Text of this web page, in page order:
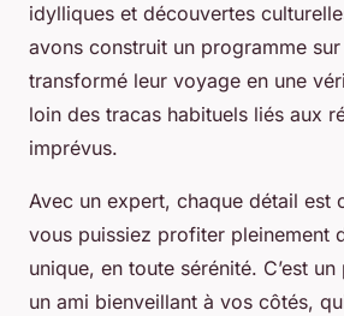
idylliques et découvertes
avons construit un programme
transformé leur voyage en une
loin des tracas habituels liés aux
imprévus.
Avec un expert, chaque détail est
vous puissiez profiter pleinement
unique, en toute sérénité. C’est
un ami bienveillant à vos côtés,